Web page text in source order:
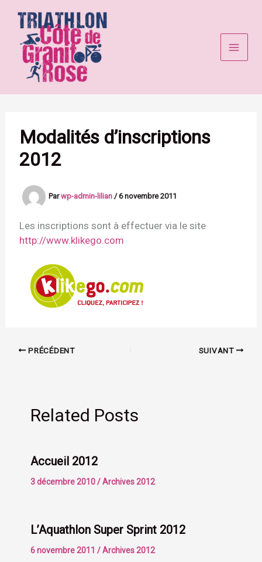
contenu
Modalités d’inscriptions
2012
Parwp-admin-lilian/6 novembre 2011
Les inscriptions sont à effectuer via le site
http://www.klikego.com
PRÉCÉDENT SUIVANT
Related Posts
Accueil 2012
3 décembre 2010/Archives 2012
L’Aquathlon Super Sprint 2012
6 novembre 2011 /Archives 2012